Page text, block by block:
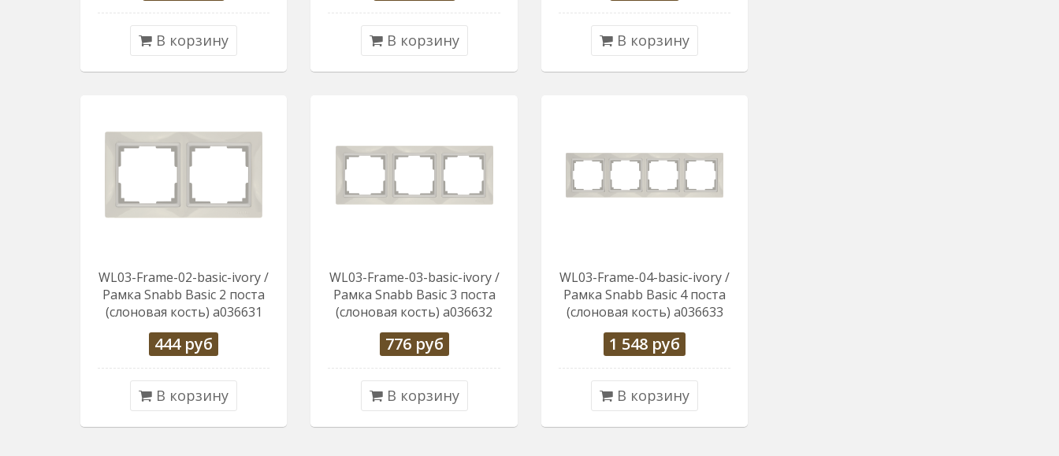
В корзину В корзину В корзину
WL03-Frame-02-basic-ivory /
Рамка Snabb Basic 2 поста
(слоновая кость) a036631
444руб
В корзину
WL03-Frame-03-basic-ivory /
Рамка Snabb Basic 3 поста
(слоновая кость) a036632
776руб
В корзину
WL03-Frame-04-basic-ivory /
Рамка Snabb Basic 4 поста
(слоновая кость) a036633
1 548 руб
В корзину